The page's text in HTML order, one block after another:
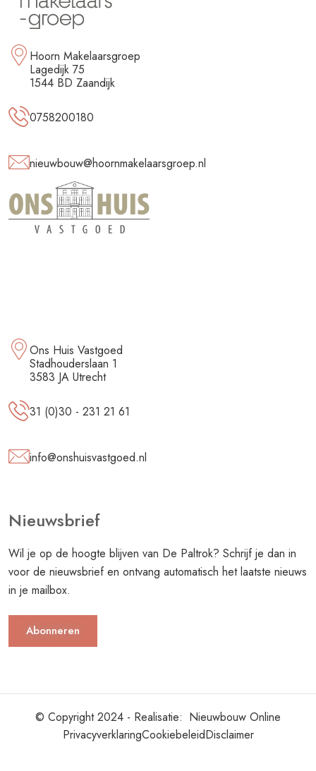
Hoorn Makelaarsgroep
Lagedijk 75
1544 BD Zaandijk
0758200180
nieuwbouw@hoornmakelaarsgroep.nl
Ons Huis Vastgoed
Stadhouderslaan 1
3583 JA Utrecht
31 (0)30 - 231 21 61
info@onshuisvastgoed.nl
Nieuwsbrief
Wil je op de hoogte blijven van De Paltrok? Schrijf je dan in
voor de nieuwsbrief en ontvang automatisch het laatste nieuws
in je mailbox.
Abonneren
© Copyright 2024 - Realisatie: Nieuwbouw Online
PrivacyverklaringCookiebeleidDisclaimer